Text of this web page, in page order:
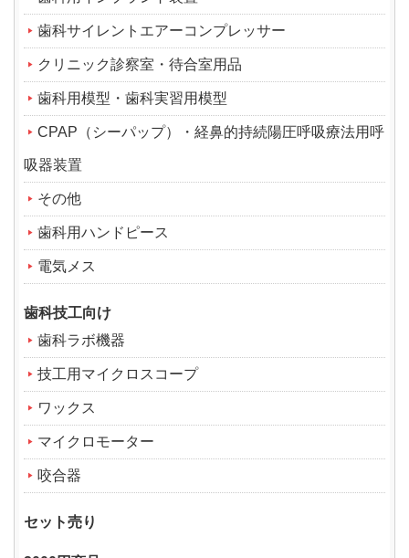
歯科サイレントエアーコンプレッサー
クリニック診察室・待合室用品
歯科用模型・歯科実習用模型
CPAP（シーパップ）・経鼻的持続陽圧呼吸療法用呼
吸器装置
その他
歯科用ハンドピース
電気メス
歯科技工向け
歯科ラボ機器
技工用マイクロスコープ
ワックス
マイクロモーター
咬合器
セット売り